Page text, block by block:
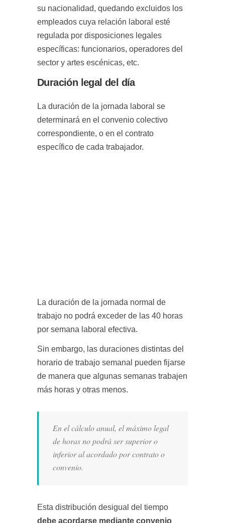
su nacionalidad, quedando excluidos los
empleados cuya relación laboral esté
regulada por disposiciones legales
específicas: funcionarios, operadores del
sector y artes escénicas, etc.
Duración legal del día
La duración de la jornada laboral se
determinará en el convenio colectivo
correspondiente, o en el contrato
específico de cada trabajador.
La duración de la jornada normal de
trabajo no podrá exceder de las 40 horas
por semana laboral efectiva.
Sin embargo, las duraciones distintas del
horario de trabajo semanal pueden fijarse
de manera que algunas semanas trabajen
más horas y otras menos.
En el cálculo anual, el máximo legal
de horas no podrá ser superior o
inferior al acordado por contrato o
convenio.
Esta distribución desigual del tiempo
debe acordarse mediante convenio